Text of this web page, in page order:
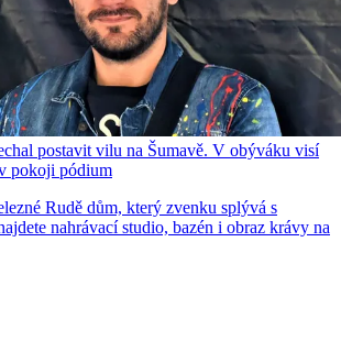
postavit vilu na Šumavě. V obýváku visí
pokoji pódium
Rudě dům, který zvenku splývá s
nahrávací studio, bazén i obraz krávy na